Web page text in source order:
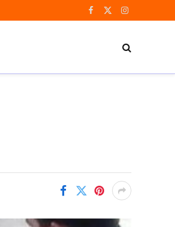
Facebook
X
Instagram